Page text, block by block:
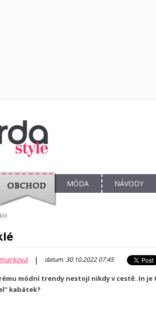
OBCHOD
MÓDA NÁVODY
| datum: 30.10.2022 07:45
módní trendy nestojí nikdy v cestě. In je
kabátek?